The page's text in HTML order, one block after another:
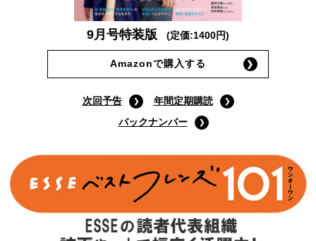
9月号特装版 (定価:1400円)
Amazonで購入する
次回予告
年間定期購読
バックナンバー